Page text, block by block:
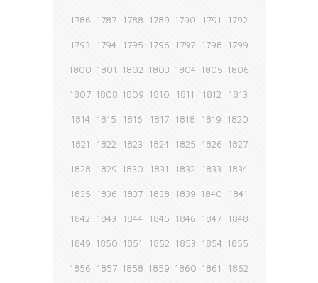
1786 1787 1788 1789 1790 1791 1792
1793 1794 1795 1796 1797 1798 1799
1800 1801 1802 1803 1804 1805 1806
1807 1808 1809 1810 1811 1812 1813
1814 1815 1816 1817 1818 1819 1820
1821 1822 1823 1824 1825 1826 1827
1828 1829 1830 1831 1832 1833 1834
1835 1836 1837 1838 1839 1840 1841
1842 1843 1844 1845 1846 1847 1848
1849 1850 1851 1852 1853 1854 1855
1856 1857 1858 1859 1860 1861 1862